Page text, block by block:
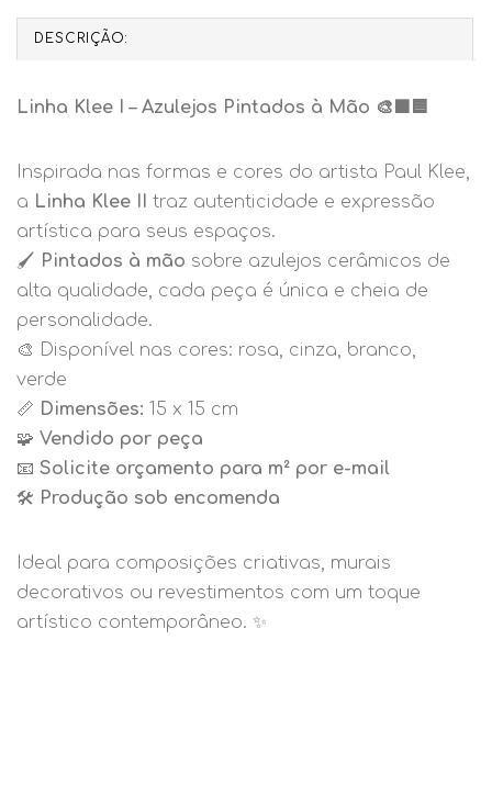
DESCRIÇÃO:
Linha Klee I – Azulejos Pintados à Mão 🎨🟩🟦
Inspirada nas formas e cores do artista Paul Klee,
a Linha Klee II traz autenticidade e expressão
artística para seus espaços.
🖌️ Pintados à mão sobre azulejos cerâmicos de
alta qualidade, cada peça é única e cheia de
personalidade.
🎨 Disponível nas cores: rosa, cinza, branco,
verde
📏 Dimensões: 15 x 15 cm
🧩 Vendido por peça
📧 Solicite orçamento para m² por e-mail
🛠️ Produção sob encomenda
Ideal para composições criativas, murais
decorativos ou revestimentos com um toque
artístico contemporâneo. ✨